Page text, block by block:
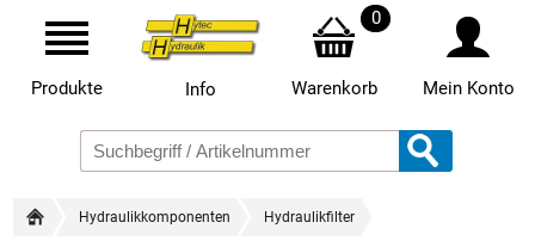
Produkte Info
0
Warenkorb Mein Konto
Hydraulikkomponenten Hydraulikfilter